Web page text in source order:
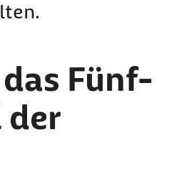
Fünf-
der